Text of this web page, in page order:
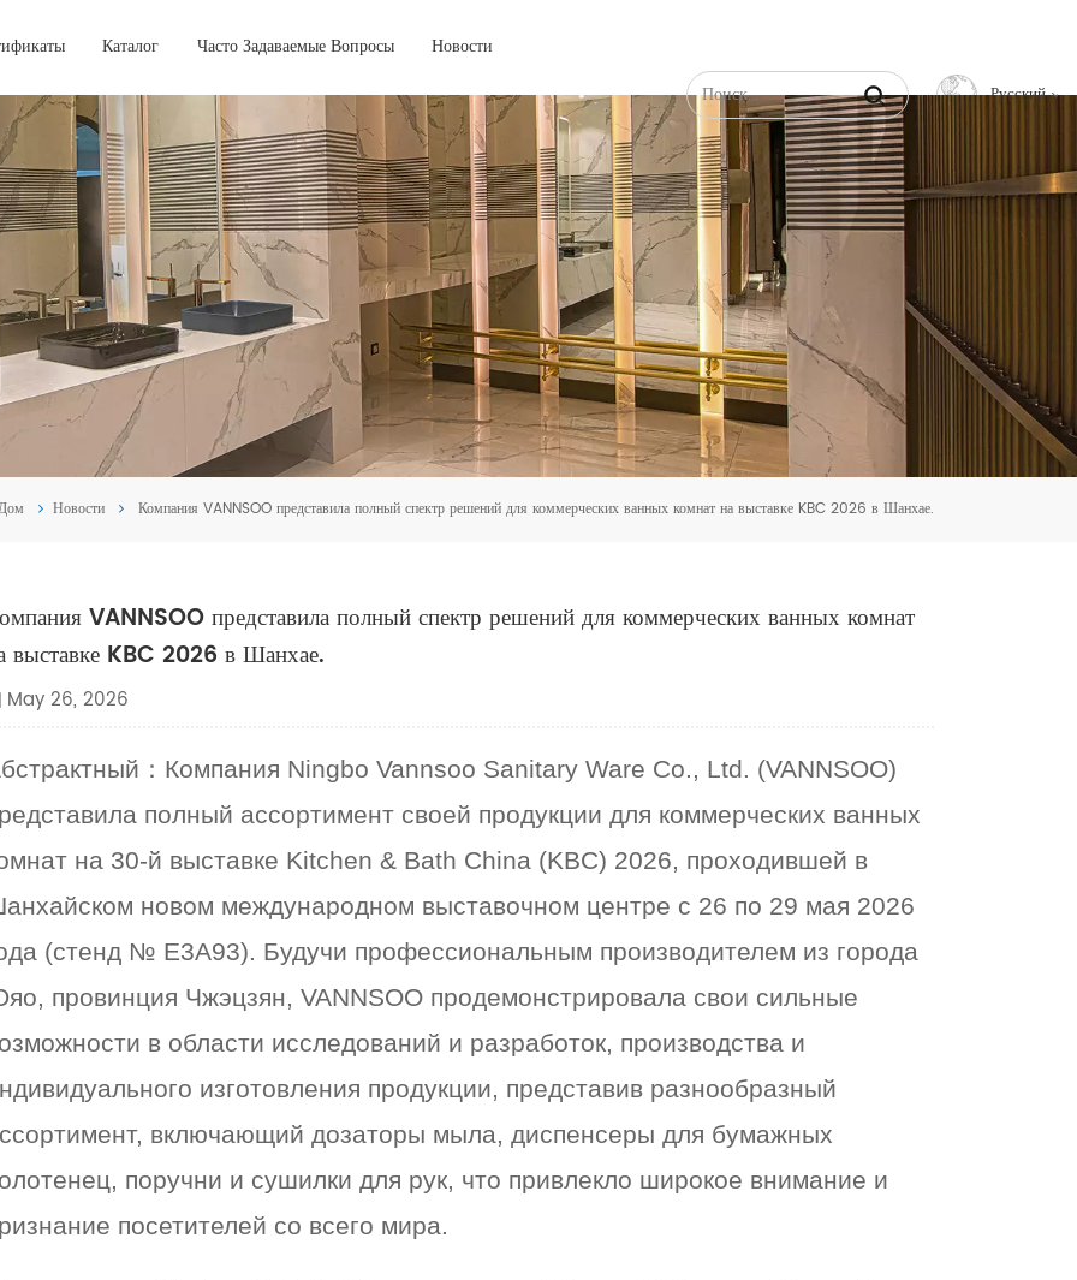
Каталог Часто Задаваемые Вопросы Новости
Русский
English
Русский
Español
中文
Новости Компания VANNSOO представила полный спектр решений для коммерческих ванных комнат на выставке KBC 2026 в Шанхае.
VANNSOO представила полный спектр решений для коммерческих ванных комнат
выставке KBC 2026 в Шанхае.
May 26, 2026
： Компания Ningbo Vannsoo Sanitary Ware Co., Ltd. (VANNSOO)
полный ассортимент своей продукции для коммерческих ванных
на 30-й выставке Kitchen & Bath China (KBC) 2026, проходившей в
новом международном выставочном центре с 26 по 29 мая 2026
(стенд № E3A93). Будучи профессиональным производителем из города
провинция Чжэцзян, VANNSOO продемонстрировала свои сильные
в области исследований и разработок, производства и
изготовления продукции, представив разнообразный
включающий дозаторы мыла, диспенсеры для бумажных
поручни и сушилки для рук, что привлекло широкое внимание и
посетителей со всего мира.